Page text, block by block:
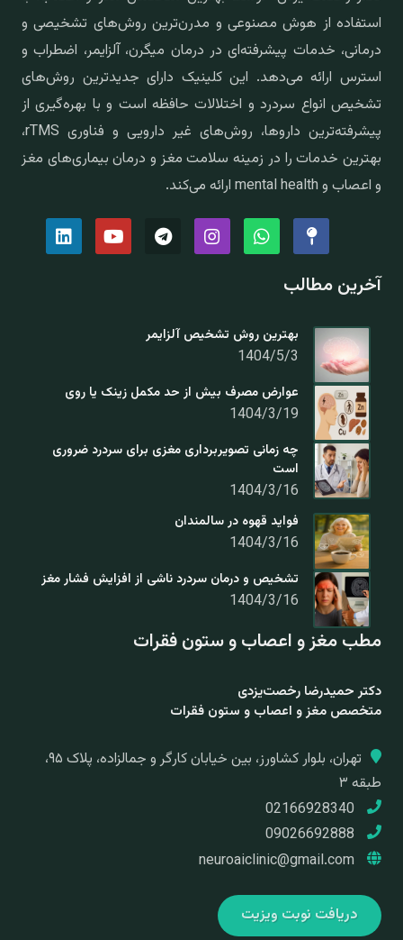
استفاده از هوش مصنوعی و مدرن‌ترین روش‌های تشخیصی و
درمانی، خدمات پیشرفته‌ای در درمان میگرن، آلزایمر، اضطراب و
استرس ارائه می‌دهد. این کلینیک دارای جدیدترین روش‌های
تشخیص انواع سردرد و اختلالات حافظه است و با بهره‌گیری از
پیشرفته‌ترین داروها، روش‌های غیر دارویی و فناوری rTMS،
بهترین خدمات را در زمینه سلامت مغز و درمان بیماری‌های مغز
و اعصاب و mental health ارائه می‌کند.
آخرین مطالب
بهترین روش تشخیص آلزایمر
1404/5/3
عوارض مصرف بیش از حد مکمل زینک یا روی
1404/3/19
چه زمانی تصویربرداری مغزی برای سردرد ضروری
است
1404/3/16
فواید قهوه در سالمندان
1404/3/16
تشخیص و درمان سردرد ناشی از افزایش فشار مغز
1404/3/16
مطب مغز و اعصاب و ستون فقرات
دکتر حمیدرضا رخصت‌یزدی
متخصص مغز و اعصاب و ستون فقرات
تهران، بلوار کشاورز، بین خیابان کارگر و جمالزاده، پلاک ۹۵،
طبقه ۳
neuroaiclinic@gmail.com
دریافت نوبت ویزیت